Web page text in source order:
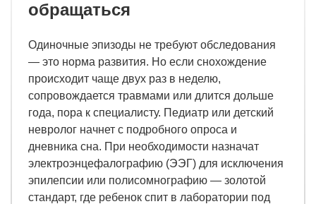
обращаться
Одиночные эпизоды не требуют обследования
— это норма развития. Но если снохождение
происходит чаще двух раз в неделю,
сопровождается травмами или длится дольше
года, пора к специалисту. Педиатр или детский
невролог начнет с подробного опроса и
дневника сна. При необходимости назначат
электроэнцефалографию (ЭЭГ) для исключения
эпилепсии или полисомнографию — золотой
стандарт, где ребенок спит в лаборатории под